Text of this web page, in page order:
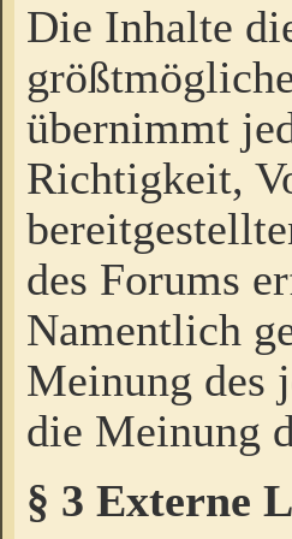
Die Inhalte
übernimmt
Richtigkeit,
des Forums
Namentlich
Meinung des
die Meinung
§ 3 Externe